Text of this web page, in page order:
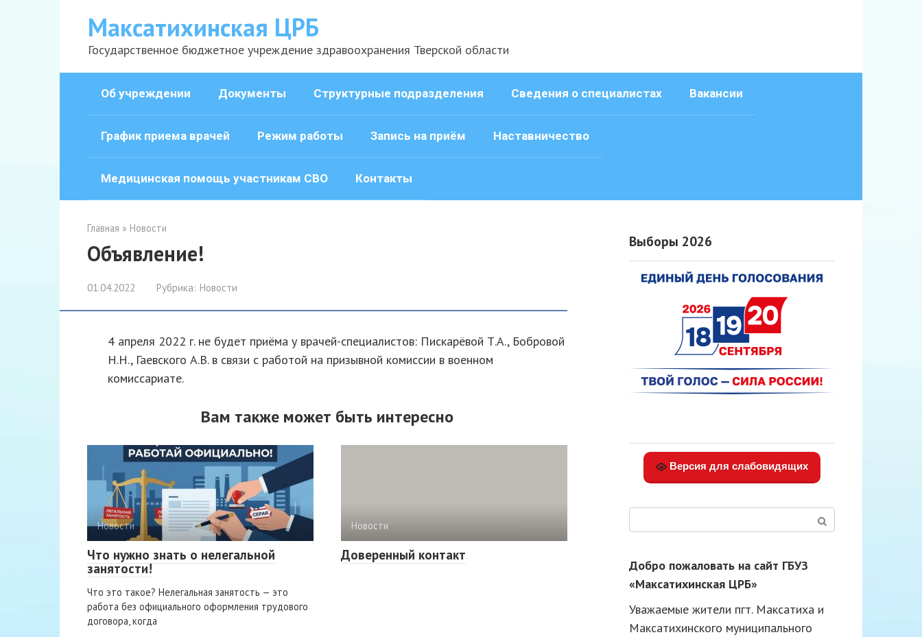
Максатихинская ЦРБ
Государственное бюджетное учреждение здравоохранения Тверской области
Об учреждении Документы Структурные подразделения Сведения о специалистах Вакансии
График приема врачей Режим работы Запись на приём Наставничество
Медицинская помощь участникам СВО Контакты
Главная » Новости
Объявление!
01.04.2022 Рубрика: Новости
4 апреля 2022 г. не будет приёма у врачей-специалистов: Пискарёвой Т.А., Бобровой
Н.Н., Гаевского А.В. в связи с работой на призывной комиссии в военном
комиссариате.
Вам также может быть интересно
Новости
Что нужно знать о нелегальной
занятости!
Что это такое? Нелегальная занятость — это
работа без официального оформления трудового
договора, когда
Новости
Доверенный контакт
Выборы 2026
Версия для слабовидящих
Добро пожаловать на сайт ГБУЗ
«Максатихинская ЦРБ»
Уважаемые жители пгт. Максатиха и
Максатихинского муниципального